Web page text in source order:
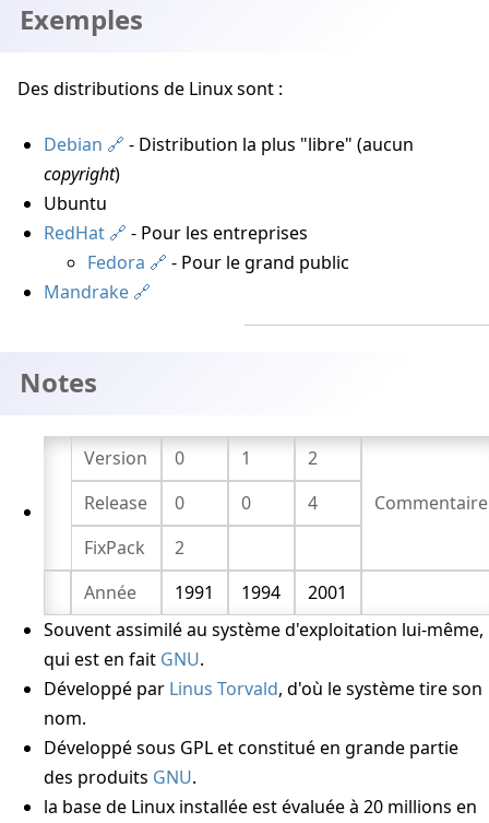
Exemples
Des distributions de Linux sont :
Debian
- Distribution la plus "libre" (aucun
copyright)
Ubuntu
RedHat
- Pour les entreprises
Fedora
- Pour le grand public
Mandrake
Notes
Version 0 1
2
Commentaire
Release 0 0
4
FixPack
2
Année
1991 1994
2001
Souvent assimilé au système d'exploitation lui-même,
qui est en fait GNU.
Développé par Linus Torvald, d'où le système tire son
nom.
Développé sous GPL et constitué en grande partie
des produits GNU.
la base de Linux installée est évaluée à 20 millions en